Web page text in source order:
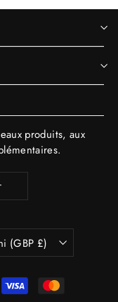
produits, aux
(GBP £)